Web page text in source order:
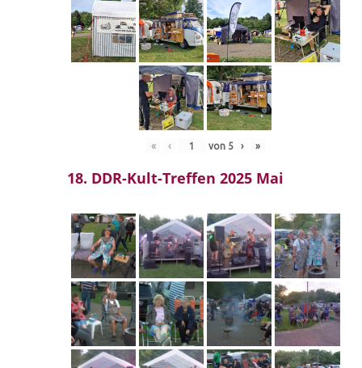
« ‹ von 5 › »
18. DDR-Kult-Treffen 2025 Mai